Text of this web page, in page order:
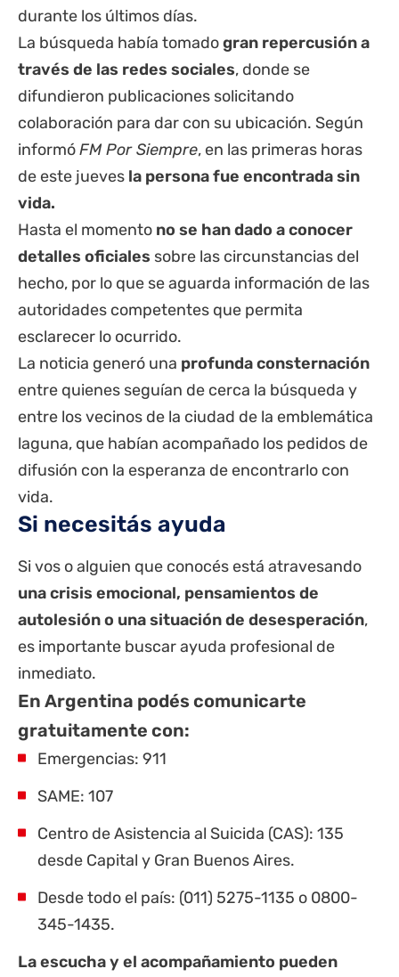
durante los últimos días.
La búsqueda había tomadogran repercusión a
través de las redes sociales, donde se
difundieron publicaciones solicitando
colaboración para dar con su ubicación. Según
informóFM Por Siempre, en las primeras horas
de este jueves la persona fue encontrada sin
vida.
Hasta el momento no se han dado a conocer
detalles oficiales sobre las circunstancias del
hecho, por lo que se aguarda información de las
autoridades competentes que permita
esclarecer lo ocurrido.
La noticia generó una profunda consternación
entre quienes seguían de cerca la búsqueda y
entre los vecinos de la ciudad de la emblemática
laguna, que habían acompañado los pedidos de
difusión con la esperanza de encontrarlo con
vida.
Si necesitás ayuda
Si vos o alguien que conocés está atravesando
una crisis emocional, pensamientos de
autolesión o una situación de desesperación,
es importante buscar ayuda profesional de
inmediato.
En Argentina podés comunicarte
gratuitamente con:
Emergencias: 911
SAME: 107
Centro de Asistencia al Suicida (CAS): 135
desde Capital y Gran Buenos Aires.
Desde todo el país: (011) 5275-1135 o 0800-
345-1435.
La escucha y el acompañamiento pueden